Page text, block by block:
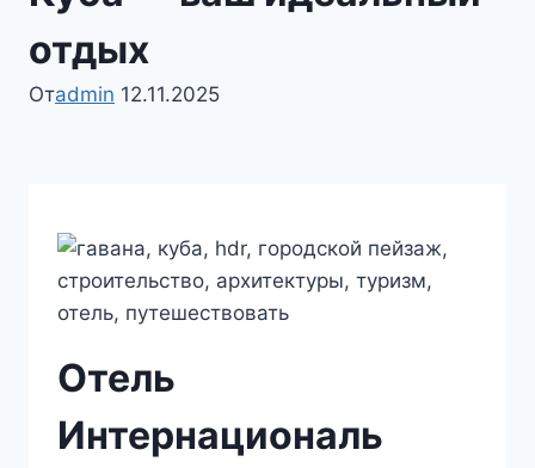
отдых
Отadmin 12.11.2025
Отель
Интернациональ